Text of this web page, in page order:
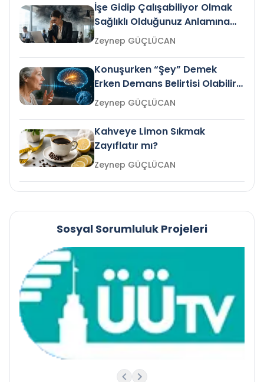
İşe Gidip Çalışabiliyor Olmak
Sağlıklı Olduğunuz Anlamına
Gelir mi?Zeynep GÜÇLÜCAN
Konuşurken “Şey” Demek
Erken Demans Belirtisi Olabilir
mi?
Zeynep GÜÇLÜCAN
Kahveye Limon Sıkmak
Zayıflatır mı?
Zeynep GÜÇLÜCAN
Sosyal Sorumluluk Projeleri